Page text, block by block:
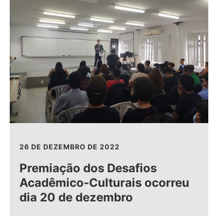
26 DE DEZEMBRO DE 2022
Premiação dos Desafios
Acadêmico-Culturais ocorreu
dia 20 de dezembro